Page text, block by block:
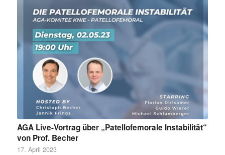
AGA Live-Vortrag über „Patellofemorale Instabilität“
von Prof. Becher
17. April 2023